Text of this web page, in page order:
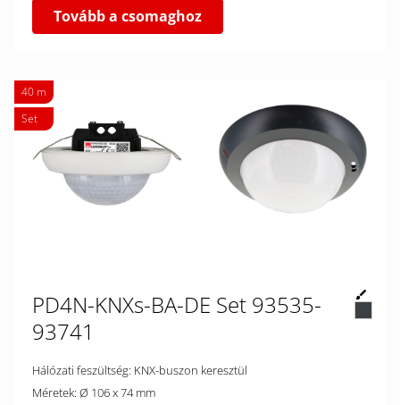
Tovább a csomaghoz
40 m
Set
PD4N-KNXs-BA-DE Set 93535-
93741
Hálózati feszültség: KNX-buszon keresztül
Méretek: Ø 106 x 74 mm